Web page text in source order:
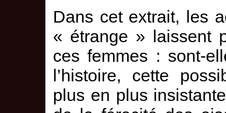
Dans cet extrait, les
« étrange » laissent
ces femmes : sont-
l’histoire, cette
plus en plus